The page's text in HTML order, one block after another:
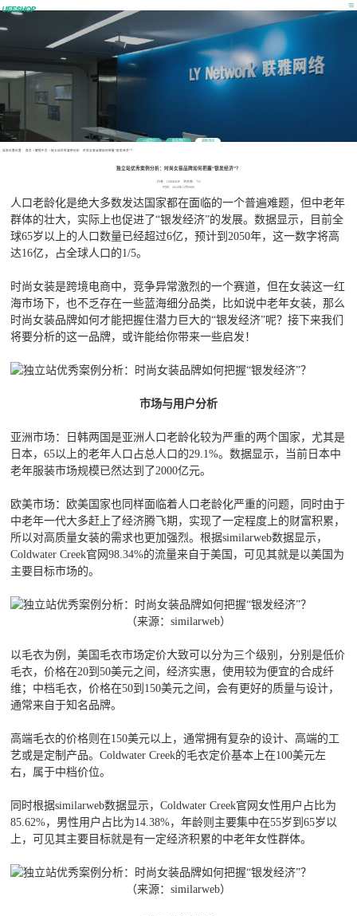
公司简介 联系我们 最新消息
当前位置位置： 首页 > 营销干货> 独立站优秀案例分析：时尚女装品牌如何把握“银发经济”？
独立站优秀案例分析：时尚女装品牌如何把握“银发经济”？
作者：UEESHOP 浏览数：755
时间：2023年11月09日
人口老龄化是绝大多数发达国家都在面临的一个普遍难题，但中老年
群体的壮大，实际上也促进了“银发经济”的发展。数据显示，目前全
球65岁以上的人口数量已经超过6亿，预计到2050年，这一数字将高
达16亿，占全球人口的1/5。
时尚女装是跨境电商中，竞争异常激烈的一个赛道，但在女装这一红
海市场下，也不乏存在一些蓝海细分品类，比如说中老年女装，那么
时尚女装品牌如何才能把握住潜力巨大的“银发经济”呢？接下来我们
将要分析的这一品牌，或许能给你带来一些启发！
市场与用户分析
亚洲市场：日韩两国是亚洲人口老龄化较为严重的两个国家，尤其是
日本，65以上的老年人口占总人口的29.1%。数据显示，当前日本中
老年服装市场规模已然达到了2000亿元。
欧美市场：欧美国家也同样面临着人口老龄化严重的问题，同时由于
中老年一代大多赶上了经济腾飞期，实现了一定程度上的财富积累，
所以对高质量女装的需求也更加强烈。根据similarweb数据显示，
Coldwater Creek官网98.34%的流量来自于美国，可见其就是以美国为
主要目标市场的。
（来源：similarweb）
以毛衣为例，美国毛衣市场定价大致可以分为三个级别，分别是低价
毛衣，价格在20到50美元之间，经济实惠，使用较为便宜的合成纤
维；中档毛衣，价格在50到150美元之间，会有更好的质量与设计，
通常来自于知名品牌。
高端毛衣的价格则在150美元以上，通常拥有复杂的设计、高端的工
艺或是定制产品。Coldwater Creek的毛衣定价基本上在100美元左
右，属于中档价位。
同时根据similarweb数据显示，Coldwater Creek官网女性用户占比为
85.62%，男性用户占比为14.38%，年龄则主要集中在55岁到65岁以
上，可见其主要目标就是有一定经济积累的中老年女性群体。
（来源：similarweb）